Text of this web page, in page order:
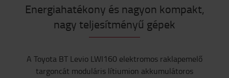
Energiahatékony és nagyon kompakt,
nagy teljesítményű gépek
A Toyota BT Levio LWI160 elektromos raklapemelő
targoncát moduláris lítiumion akkumulátoros